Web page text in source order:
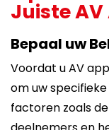
Juiste
Bepaal uw
Voordat u AV
om uw
factoren zoals